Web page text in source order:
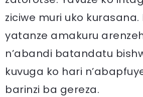
ziciwe muri uko
yatanze amakuru
n’abandi batandatu
kuvuga ko hari
barinzi ba gereza.